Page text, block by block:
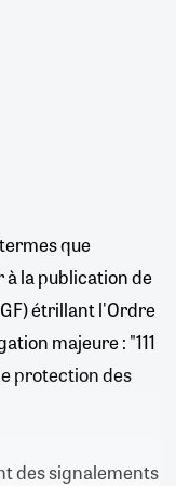
que
à la publication de
étrillant l'Ordre
majeure : "111
protection des
des signalements